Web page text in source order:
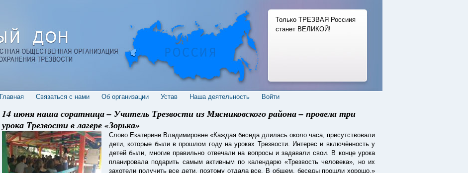
Только ТРЕЗВАЯ Россиия
станет ВЕЛИКОЙ!
Главная Cвязаться с нами Об организации Устав Наша деятельность Войти
14 июня наша соратница – Учитель Трезвости из Мясниковского района – провела три
урока Трезвости в лагере «Зорька»
Слово Екатерине Владимировне «Каждая беседа длилась около часа, присутствовали
дети, которые были в прошлом году на уроках Трезвости. Интерес и включённость у
детей были, многие правильно отвечали на вопросы и задавали свои. В конце урока
планировала подарить самым активным по календарю «Трезвость человека», но их
захотели получить все дети, поэтому отдала все. В общем, беседы прошли хорошо.»